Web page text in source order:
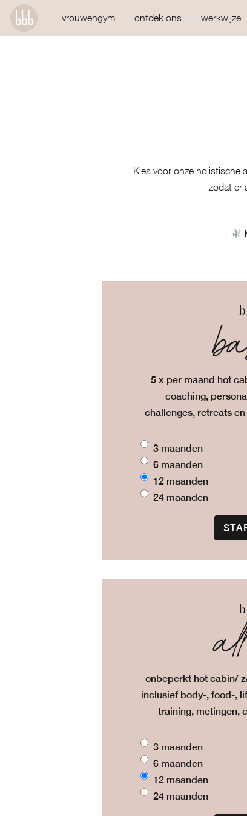
vrouwengym ontdek ons werkwijze
Kies voor onze holistische
zodat er
5 x per maand hot
coaching,
challenges, retreats
3 maanden
6 maanden
12 maanden
24 maanden
onbeperkt hot cabin/
inclusief body-, food-,
training, metingen,
3 maanden
6 maanden
12 maanden
24 maanden